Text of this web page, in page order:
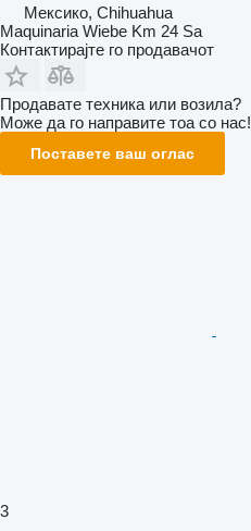
Мексико, Chihuahua
Maquinaria Wiebe Km 24 Sa
Контактирајте го продавачот
Продавате техника или возила?
Може да го направите тоа со нас!
Поставете ваш оглас
3